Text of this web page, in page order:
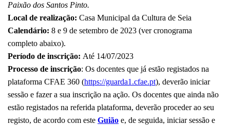
Paixão dos Santos Pinto.
Local de realização: Casa Municipal da Cultura de Seia
Calendário: 8 e 9 de setembro de 2023 (ver cronograma
completo abaixo).
Período de inscrição: Até 14/07/2023
Processo de inscrição: Os docentes que já estão registados na
plataforma CFAE 360 (https://guarda1.cfae.pt), deverão iniciar
sessão e fazer a sua inscrição na ação. Os docentes que ainda não
estão registados na referida plataforma, deverão proceder ao seu
registo, de acordo com este Guião e, de seguida, iniciar sessão e